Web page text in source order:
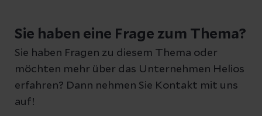
Sie haben eine Frage zum Thema?
Sie haben Fragen zu diesem Thema oder
möchten mehr über das Unternehmen Helios
erfahren? Dann nehmen Sie Kontakt mit uns
auf!